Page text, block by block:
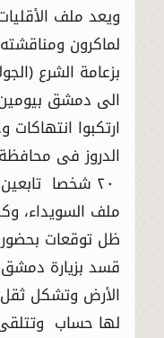
ويعد ملف
لماكرون
بزعامة الشرع
الى دمشق
ارتكبوا
الدروز فى
٢٠ شخصا
ملف السويداء،
ظل توقعات
قسد بزيارة
الأرض وتشكل
لها حساب وتتلقى